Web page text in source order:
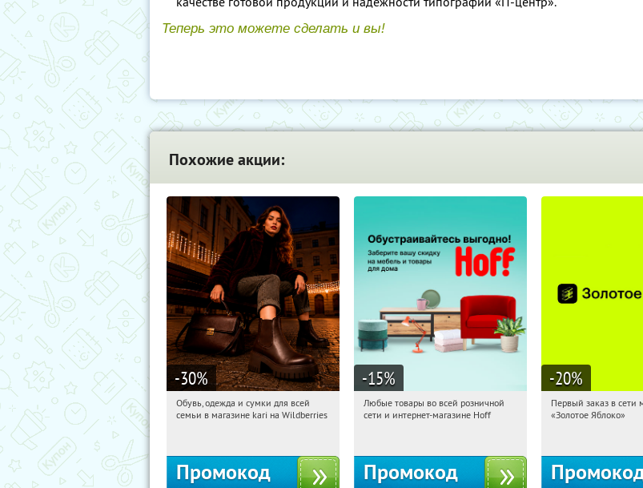
Теперь это можете сделать и вы!
Похожие акции:
-30%
04:16:03 Получили:
Обувь, одежда и сумки для всей
семьи в магазине kari на Wildberries
Промокод
-15%
04:16:03 Получили:
Любые товары во всей розничной
сети и интернет-магазине Hoff
Промокод
-20%
04:16:03
Первый заказ в сети
«Золотое Яблоко»